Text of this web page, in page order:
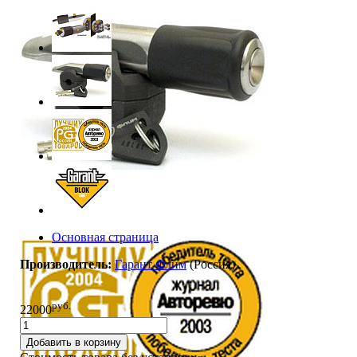
Основная страница
Производитель: Гарант Флим(Россия)
22000руб.
Добавить в корзину